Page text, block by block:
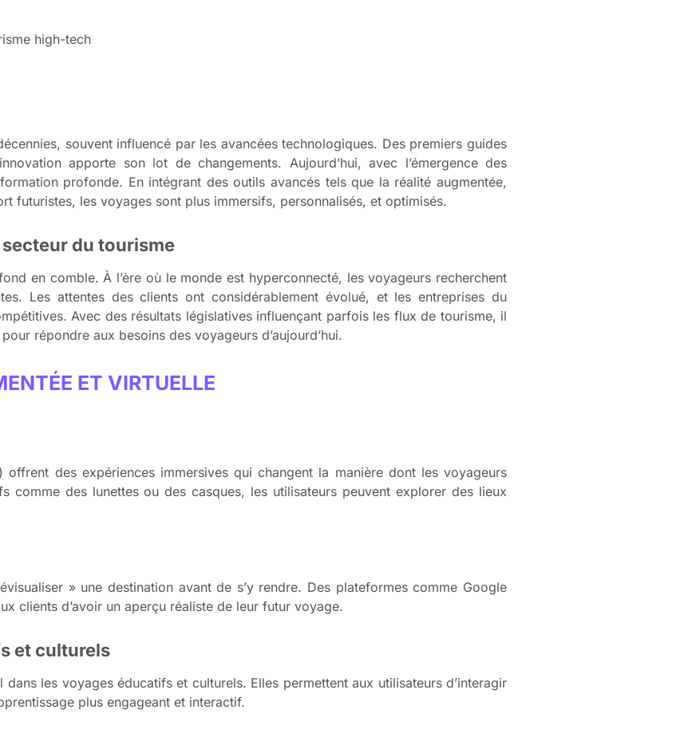
high-tech
souvent influencé par les avancées technologiques. Des premiers guides
apporte son lot de changements. Aujourd’hui, avec l’émergence des
profonde. En intégrant des outils avancés tels que la réalité augmentée,
futuristes, les voyages sont plus immersifs, personnalisés, et optimisés.
du tourisme
en comble. À l’ère où le monde est hyperconnecté, les voyageurs recherchent
Les attentes des clients ont considérablement évolué, et les entreprises du
Avec des résultats législatives influençant parfois les flux de tourisme, il
répondre aux besoins des voyageurs d’aujourd’hui.
ET VIRTUELLE
offrent des expériences immersives qui changent la manière dont les voyageurs
comme des lunettes ou des casques, les utilisateurs peuvent explorer des lieux
» une destination avant de s’y rendre. Des plateformes comme Google
clients d’avoir un aperçu réaliste de leur futur voyage.
et culturels
les voyages éducatifs et culturels. Elles permettent aux utilisateurs d’interagir
plus engageant et interactif.